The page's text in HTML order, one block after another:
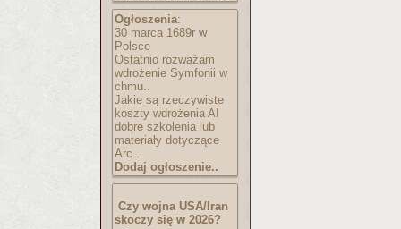
Ogłoszenia:
30 marca 1689r w
Polsce
Ostatnio rozważam
wdrożenie Symfonii w
chmu..
Jakie są rzeczywiste
koszty wdrożenia AI
dobre szkolenia lub
materiały dotyczące
Arc..
Dodaj ogłoszenie..
Czy wojna USA/Iran
skoczy się w 2026?